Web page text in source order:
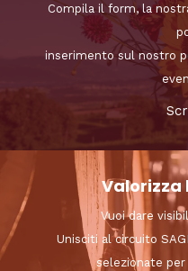
Compila il form, la
inserimento sul nostro
Vuoi dare
Unisciti al circuito
selezionate